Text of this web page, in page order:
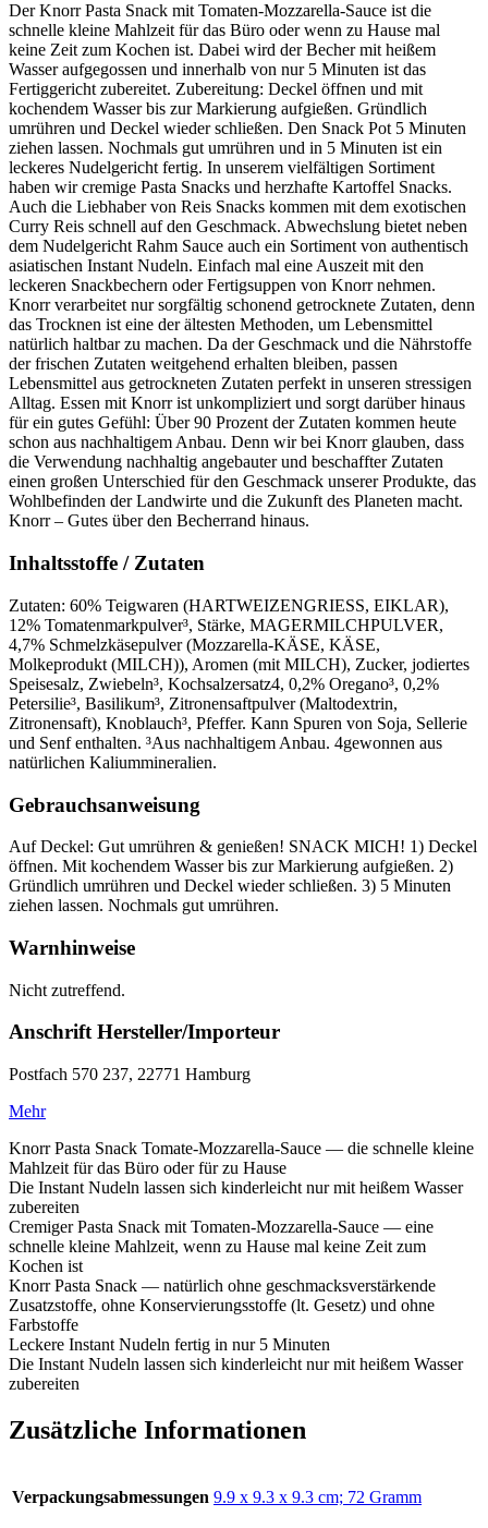
Der Knorr Pasta Snack mit Tomaten-Mozzarella-Sauce ist die
schnelle kleine Mahlzeit für das Büro oder wenn zu Hause mal
keine Zeit zum Kochen ist. Dabei wird der Becher mit heißem
Wasser aufgegossen und innerhalb von nur 5 Minuten ist das
Fertiggericht zubereitet. Zubereitung: Deckel öffnen und mit
kochendem Wasser bis zur Markierung aufgießen. Gründlich
umrühren und Deckel wieder schließen. Den Snack Pot 5 Minuten
ziehen lassen. Nochmals gut umrühren und in 5 Minuten ist ein
leckeres Nudelgericht fertig. In unserem vielfältigen Sortiment
haben wir cremige Pasta Snacks und herzhafte Kartoffel Snacks.
Auch die Liebhaber von Reis Snacks kommen mit dem exotischen
Curry Reis schnell auf den Geschmack. Abwechslung bietet neben
dem Nudelgericht Rahm Sauce auch ein Sortiment von authentisch
asiatischen Instant Nudeln. Einfach mal eine Auszeit mit den
leckeren Snackbechern oder Fertigsuppen von Knorr nehmen.
Knorr verarbeitet nur sorgfältig schonend getrocknete Zutaten, denn
das Trocknen ist eine der ältesten Methoden, um Lebensmittel
natürlich haltbar zu machen. Da der Geschmack und die Nährstoffe
der frischen Zutaten weitgehend erhalten bleiben, passen
Lebensmittel aus getrockneten Zutaten perfekt in unseren stressigen
Alltag. Essen mit Knorr ist unkompliziert und sorgt darüber hinaus
für ein gutes Gefühl: Über 90 Prozent der Zutaten kommen heute
schon aus nachhaltigem Anbau. Denn wir bei Knorr glauben, dass
die Verwendung nachhaltig angebauter und beschaffter Zutaten
einen großen Unterschied für den Geschmack unserer Produkte, das
Wohlbefinden der Landwirte und die Zukunft des Planeten macht.
Knorr – Gutes über den Becherrand hinaus.
Inhaltsstoffe / Zutaten
Zutaten: 60% Teigwaren (HARTWEIZENGRIESS, EIKLAR),
12% Tomatenmarkpulver³, Stärke, MAGERMILCHPULVER,
4,7% Schmelzkäsepulver (Mozzarella-KÄSE, KÄSE,
Molkeprodukt (MILCH)), Aromen (mit MILCH), Zucker, jodiertes
Speisesalz, Zwiebeln³, Kochsalzersatz4, 0,2% Oregano³, 0,2%
Petersilie³, Basilikum³, Zitronensaftpulver (Maltodextrin,
Zitronensaft), Knoblauch³, Pfeffer. Kann Spuren von Soja, Sellerie
und Senf enthalten. ³Aus nachhaltigem Anbau. 4gewonnen aus
natürlichen Kaliummineralien.
Gebrauchsanweisung
Auf Deckel: Gut umrühren & genießen! SNACK MICH! 1) Deckel
öffnen. Mit kochendem Wasser bis zur Markierung aufgießen. 2)
Gründlich umrühren und Deckel wieder schließen. 3) 5 Minuten
ziehen lassen. Nochmals gut umrühren.
Warnhinweise
Nicht zutreffend.
Anschrift Hersteller/Importeur
Postfach 570 237, 22771 Hamburg
Mehr
Knorr Pasta Snack Tomate-Mozzarella-Sauce — die schnelle kleine
Mahlzeit für das Büro oder für zu Hause
Die Instant Nudeln lassen sich kinderleicht nur mit heißem Wasser
zubereiten
Cremiger Pasta Snack mit Tomaten-Mozzarella-Sauce — eine
schnelle kleine Mahlzeit, wenn zu Hause mal keine Zeit zum
Kochen ist
Knorr Pasta Snack — natürlich ohne geschmacksverstärkende
Zusatzstoffe, ohne Konservierungsstoffe (lt. Gesetz) und ohne
Farbstoffe
Leckere Instant Nudeln fertig in nur 5 Minuten
Die Instant Nudeln lassen sich kinderleicht nur mit heißem Wasser
zubereiten
Zusätzliche Informationen
Verpackungsabmessungen ‎9.9 x 9.3 x 9.3 cm; 72 Gramm